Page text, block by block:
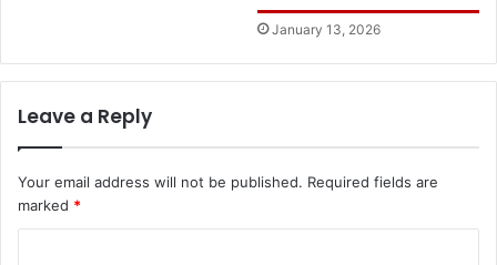
January 13, 2026
Leave a Reply
Your email address will not be published. Required fields are
marked *